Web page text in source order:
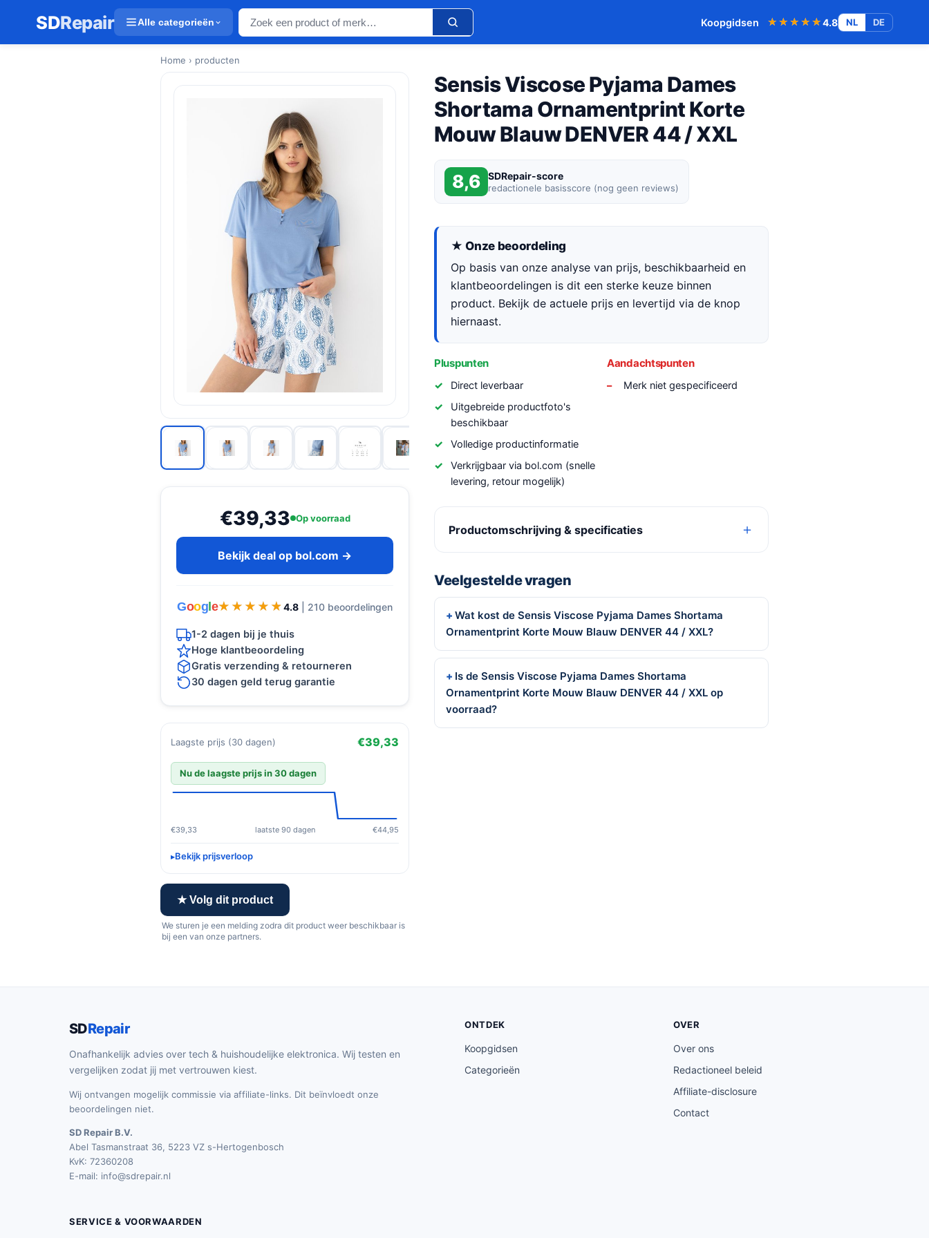
SDRepair Alle categorieën Koopgidsen ★★★★★
★★★★★4.8 NL DE
Home › producten
€39,33 Op voorraad
Bekijk deal op bol.com →
Goog e★★★★★
★★★★★ 4.8 | 210 beoordelingen
1-2 dagen bij je thuis
Hoge klantbeoordeling
Gratis verzending & retourneren
30 dagen geld terug garantie
Laagste prijs (30 dagen) €39,33
Nu de laagste prijs in 30 dagen
€39,33 laatste 90 dagen €44,95
Bekijk prijsverloop
★ Volg dit product
We sturen je een melding zodra dit product weer beschikbaar is
bij een van onze partners.
Sensis Viscose Pyjama Dames
Shortama Ornamentprint Korte
Mouw Blauw DENVER 44 / XXL
8,6 SDRepair-score
redactionele basisscore (nog geen reviews)
★ Onze beoordeling
Op basis van onze analyse van prijs, beschikbaarheid en
klantbeoordelingen is dit een sterke keuze binnen
product. Bekijk de actuele prijs en levertijd via de knop
hiernaast.
Pluspunten
Direct leverbaar
Uitgebreide productfoto's
beschikbaar
Volledige productinformatie
Verkrijgbaar via bol.com (snelle
levering, retour mogelijk)
Aandachtspunten
Merk niet gespecificeerd
Productomschrijving & specificaties
Veelgestelde vragen
Wat kost de Sensis Viscose Pyjama Dames Shortama
Ornamentprint Korte Mouw Blauw DENVER 44 / XXL?
Is de Sensis Viscose Pyjama Dames Shortama
Ornamentprint Korte Mouw Blauw DENVER 44 / XXL op
voorraad?
SDRepair
Onafhankelijk advies over tech & huishoudelijke elektronica. Wij testen en
vergelijken zodat jij met vertrouwen kiest.
Wij ontvangen mogelijk commissie via affiliate-links. Dit beïnvloedt onze
beoordelingen niet.
SD Repair B.V.
Abel Tasmanstraat 36, 5223 VZ s-Hertogenbosch
KvK: 72360208
E-mail: info@sdrepair.nl
ONTDEK
Koopgidsen
Categorieën
OVER
Over ons
Redactioneel beleid
Affiliate-disclosure
Contact
SERVICE & VOORWAARDEN